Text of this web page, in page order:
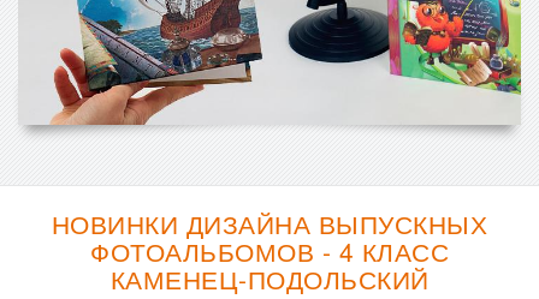
НОВИНКИ ДИЗАЙНА ВЫПУСКНЫХ
ФОТОАЛЬБОМОВ - 4 КЛАСС
КАМЕНЕЦ-ПОДОЛЬСКИЙ